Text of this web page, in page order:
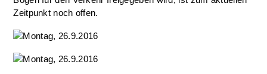
Zeitpunkt noch offen.